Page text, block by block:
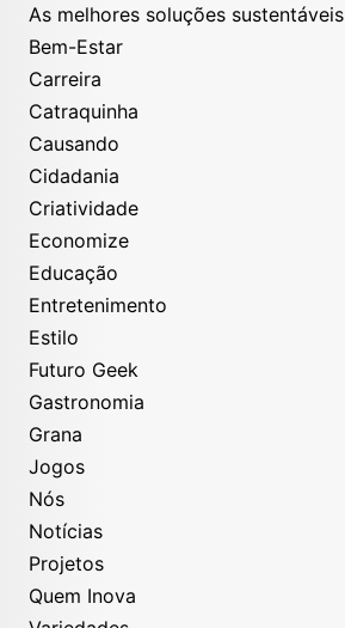
As melhores soluções sustentáveis
Bem-Estar
Carreira
Catraquinha
Causando
Cidadania
Criatividade
Economize
Educação
Entretenimento
Estilo
Futuro Geek
Gastronomia
Grana
Jogos
Nós
Notícias
Projetos
Quem Inova